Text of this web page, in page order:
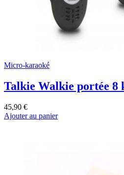
Micro-karaoké
Talkie Walkie portée 8
45,90 €
Ajouter au panier